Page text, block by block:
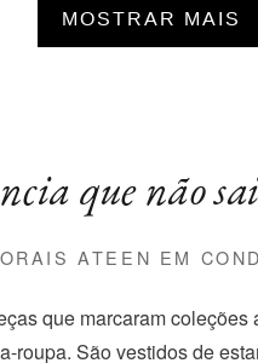
MOSTRAR MAIS
que não
ATEEN EM
que marcaram
roupa. São vestidos de